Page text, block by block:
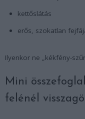
kettőslátás
erős, szokatlan
Ilyenkor ne „kékfény-
Mini
felénél